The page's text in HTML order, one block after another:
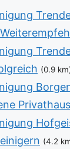
(0.9
(4.2